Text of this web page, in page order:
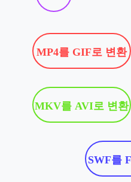
MP4를 GIF로 변환
MKV를 AVI로 변환
SWF를